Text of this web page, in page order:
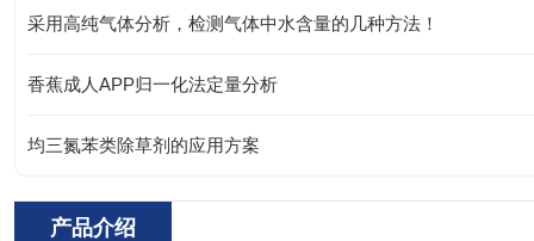
采用高纯气体分析，检测气体中水含量的几种方法！
香蕉成人APP归一化法定量分析
均三氮苯类除草剂的应用方案
产品介绍